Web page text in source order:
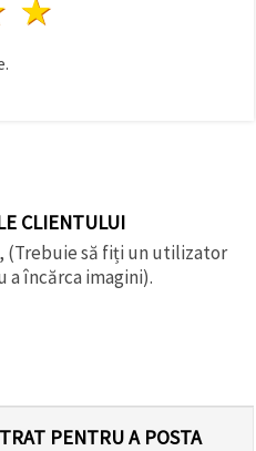
4 stele
CLIENTULUI
(Trebuie să fiți un utilizator
încărca imagini).
PENTRU A POSTA